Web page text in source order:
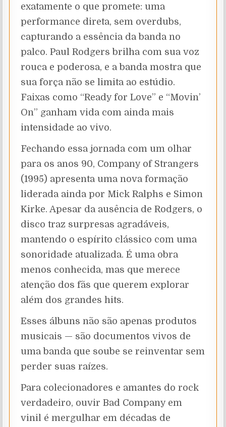
exatamente o que promete: uma
performance direta, sem overdubs,
capturando a essência da banda no
palco. Paul Rodgers brilha com sua voz
rouca e poderosa, e a banda mostra que
sua força não se limita ao estúdio.
Faixas como “Ready for Love” e “Movin’
On” ganham vida com ainda mais
intensidade ao vivo.
Fechando essa jornada com um olhar
para os anos 90, Company of Strangers
(1995) apresenta uma nova formação
liderada ainda por Mick Ralphs e Simon
Kirke. Apesar da ausência de Rodgers, o
disco traz surpresas agradáveis,
mantendo o espírito clássico com uma
sonoridade atualizada. É uma obra
menos conhecida, mas que merece
atenção dos fãs que querem explorar
além dos grandes hits.
Esses álbuns não são apenas produtos
musicais — são documentos vivos de
uma banda que soube se reinventar sem
perder suas raízes.
Para colecionadores e amantes do rock
verdadeiro, ouvir Bad Company em
vinil é mergulhar em décadas de